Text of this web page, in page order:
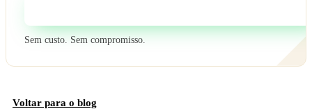
Sem custo. Sem compromisso.
Voltar para o blog